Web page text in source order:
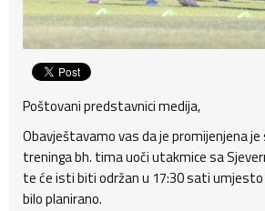
Poštovani predstavnici medija,
Obavještavamo vas da je promijenjena
treninga bh. tima uoči utakmice sa
te će isti biti održan u 17:30 sati umjesto
bilo planirano.